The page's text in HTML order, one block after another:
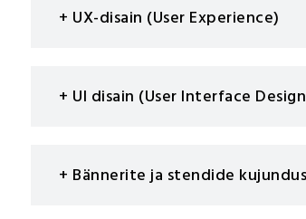
+ UX-disain (User Experience)
+ UI disain (User Interface
+ Bännerite ja stendide kujundus